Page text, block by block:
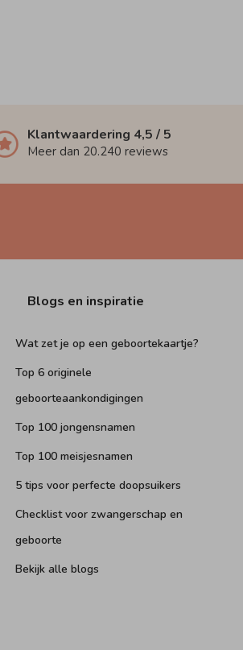
Klantwaardering 4,5 / 5
Meer dan 20.240 reviews
Blogs en inspiratie
Wat zet je op een geboortekaartje?
Top 6 originele
geboorteaankondigingen
Top 100 jongensnamen
Top 100 meisjesnamen
5 tips voor perfecte doopsuikers
Checklist voor zwangerschap en
geboorte
Bekijk alle blogs